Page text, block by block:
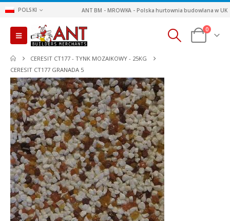
POLSKI ANT BM - MROWKA - Polska hurtownia budowlana w UK
0
CERESIT CT177 - TYNK MOZAIKOWY - 25KG
CERESIT CT177 GRANADA 5